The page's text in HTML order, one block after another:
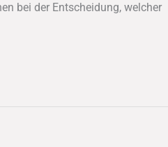
bei der Entscheidung, welcher